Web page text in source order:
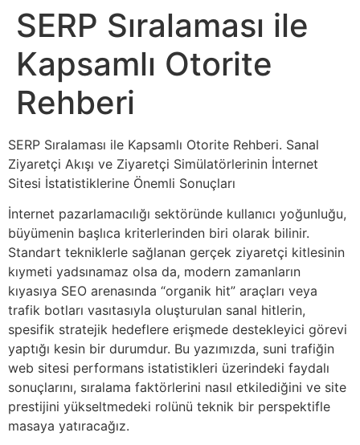
SERP Sıralaması ile
Kapsamlı Otorite
Rehberi
SERP Sıralaması ile Kapsamlı Otorite Rehberi. Sanal
Ziyaretçi Akışı ve Ziyaretçi Simülatörlerinin İnternet
Sitesi İstatistiklerine Önemli Sonuçları
İnternet pazarlamacılığı sektöründe kullanıcı yoğunluğu,
büyümenin başlıca kriterlerinden biri olarak bilinir.
Standart tekniklerle sağlanan gerçek ziyaretçi kitlesinin
kıymeti yadsınamaz olsa da, modern zamanların
kıyasıya SEO arenasında “organik hit” araçları veya
trafik botları vasıtasıyla oluşturulan sanal hitlerin,
spesifik stratejik hedeflere erişmede destekleyici görevi
yaptığı kesin bir durumdur. Bu yazımızda, suni trafiğin
web sitesi performans istatistikleri üzerindeki faydalı
sonuçlarını, sıralama faktörlerini nasıl etkilediğini ve site
prestijini yükseltmedeki rolünü teknik bir perspektifle
masaya yatıracağız.